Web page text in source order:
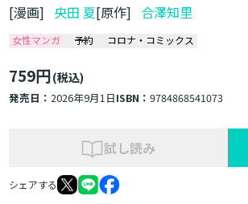
[漫画] 央田 夏[原作] 合澤知里
女性マンガ 予約 コロナ・コミックス
759円(税込)
発売日：2026年9月1日ISBN：9784868541073
試し読み
シェアする